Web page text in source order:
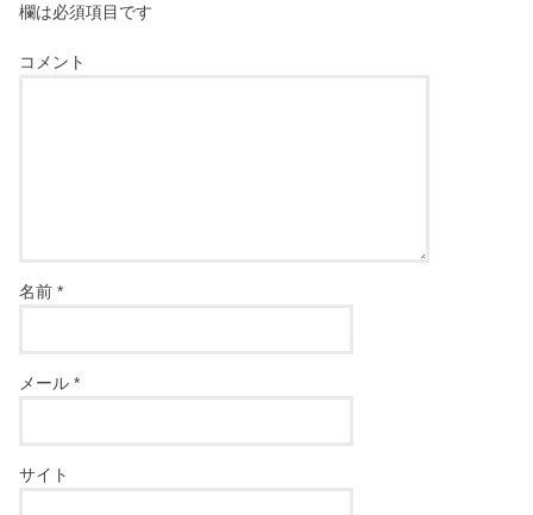
欄は必須項目です
コメント
名前*
メール*
サイト